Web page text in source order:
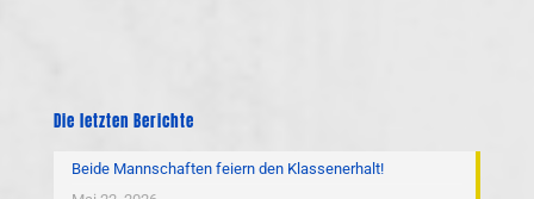
Die letzten Berichte
Beide Mannschaften feiern den Klassenerhalt!